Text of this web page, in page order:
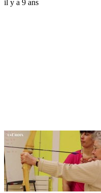
il y a 9 ans